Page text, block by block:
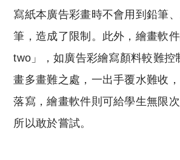
寫紙本廣告彩畫時不會用到鉛筆
筆，造成了限制。此外，繪畫軟
two 」，如廣告彩繪寫顏料較難控
畫多畫難之處，一出手覆水難收
落寫，繪畫軟件則可給學生無限
所以敢於嘗試。